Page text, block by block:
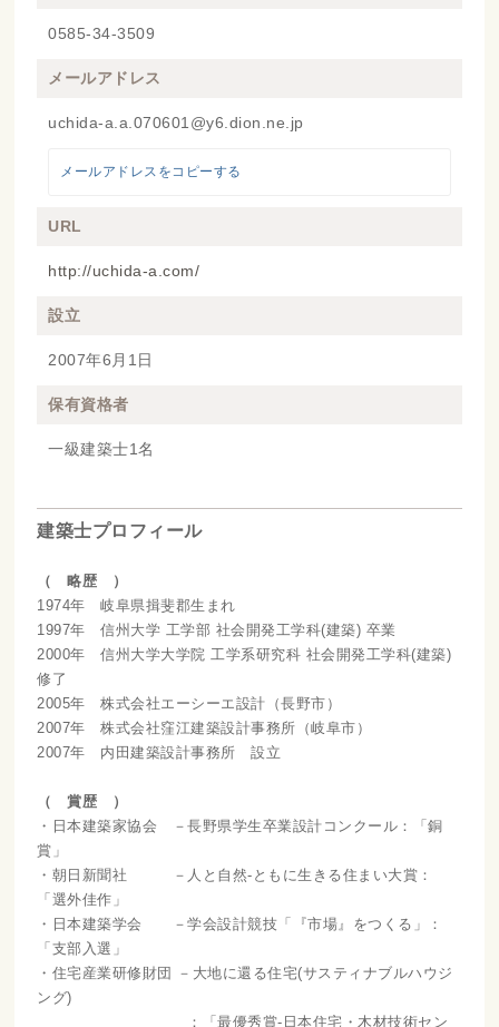
0585-34-3509
メールアドレス
uchida-a.a.070601@y6.dion.ne.jp
メールアドレスをコピーする
URL
http://uchida-a.com/
設立
2007年6月1日
保有資格者
一級建築士1名
建築士プロフィール
（ 略歴 ）
1974年 岐阜県揖斐郡生まれ
1997年 信州大学 工学部 社会開発工学科(建築) 卒業
2000年 信州大学大学院 工学系研究科 社会開発工学科(建築)
修了
2005年 株式会社エーシーエ設計（長野市）
2007年 株式会社窪江建築設計事務所（岐阜市）
2007年 内田建築設計事務所 設立
（ 賞歴 ）
・日本建築家協会 －長野県学生卒業設計コンクール：「銅
賞」
・朝日新聞社 －人と自然-ともに生きる住まい大賞：
「選外佳作」
・日本建築学会 －学会設計競技「『市場』をつくる」：
「支部入選」
・住宅産業研修財団 －大地に還る住宅(サスティナブルハウジ
ング)
：「最優秀賞-日本住宅・木材技術セン